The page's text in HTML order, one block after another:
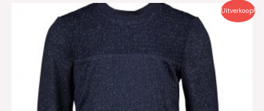
Uitverkoop!
Oorspronkelijke
was:
€39.99.
Huidige
prijs
is:
€20.00.